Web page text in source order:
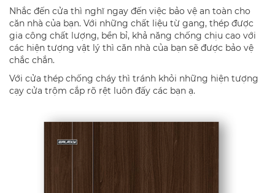
Nhắc đến cửa thì nghĩ ngay đến việc bảo vệ an toàn cho
căn nhà của bạn. Với những chất liệu từ gang, thép được
gia công chất lượng, bền bỉ, khả năng chống chịu cao với
các hiện tượng vật lý thì căn nhà của bạn sẽ được bảo vệ
chắc chắn.
Với cửa thép chống cháy thì tránh khỏi những hiện tượng
cạy cửa trộm cắp rõ rệt luôn đấy các bạn ạ.